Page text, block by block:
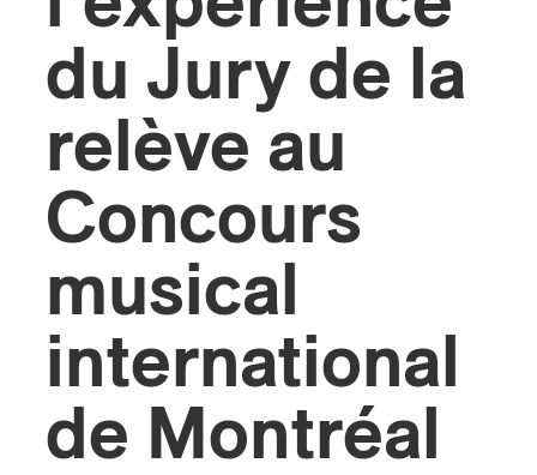
du Jury de la
relève au
Concours
musical
international
de Montréal